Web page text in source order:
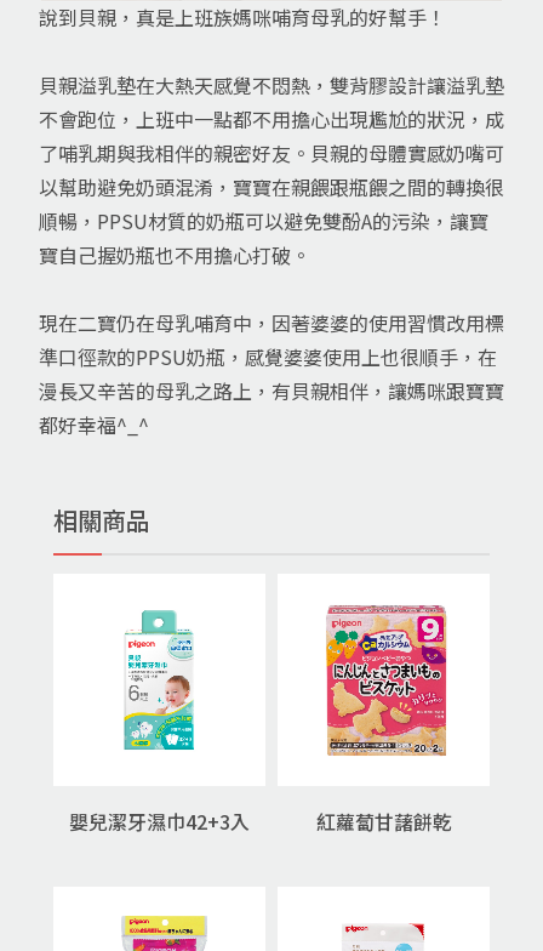
說到貝親，真是上班族媽咪哺育母乳的好幫手！
貝親溢乳墊在大熱天感覺不悶熱，雙背膠設計讓溢乳墊
不會跑位，上班中一點都不用擔心出現尷尬的狀況，成
了哺乳期與我相伴的親密好友。貝親的母體實感奶嘴可
以幫助避免奶頭混淆，寶寶在親餵跟瓶餵之間的轉換很
順暢，PPSU材質的奶瓶可以避免雙酚A的污染，讓寶
寶自己握奶瓶也不用擔心打破。
現在二寶仍在母乳哺育中，因著婆婆的使用習慣改用標
準口徑款的PPSU奶瓶，感覺婆婆使用上也很順手，在
漫長又辛苦的母乳之路上，有貝親相伴，讓媽咪跟寶寶
都好幸福^_^
相關商品
嬰兒潔牙濕巾42+3入 紅蘿蔔甘藷餅乾